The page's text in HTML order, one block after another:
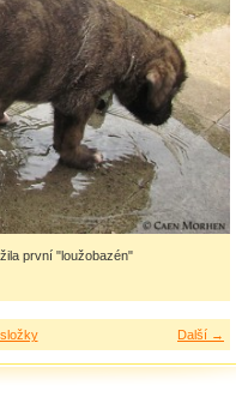
první "loužobazén"
Další →